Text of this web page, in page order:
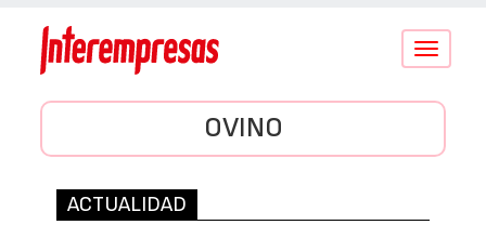
Conmutar
OVINO
ACTUALIDAD